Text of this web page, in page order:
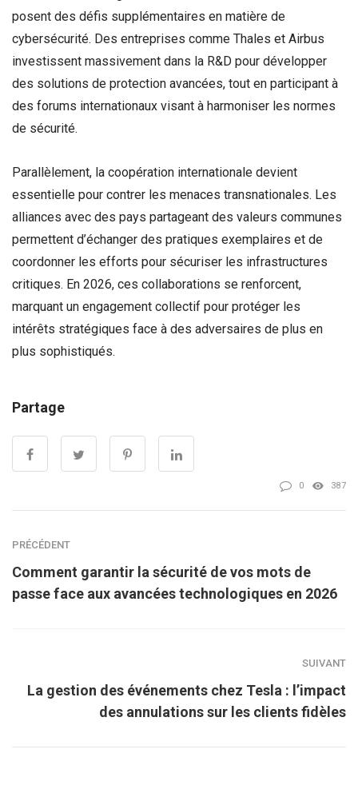
posent des défis supplémentaires en matière de
cybersécurité. Des entreprises comme Thales et Airbus
investissent massivement dans la R&D pour développer
des solutions de protection avancées, tout en participant à
des forums internationaux visant à harmoniser les normes
de sécurité.
Parallèlement, la coopération internationale devient
essentielle pour contrer les menaces transnationales. Les
alliances avec des pays partageant des valeurs communes
permettent d’échanger des pratiques exemplaires et de
coordonner les efforts pour sécuriser les infrastructures
critiques. En 2026, ces collaborations se renforcent,
marquant un engagement collectif pour protéger les
intérêts stratégiques face à des adversaires de plus en
plus sophistiqués.
Partage
0 387
PRÉCÉDENT
Comment garantir la sécurité de vos mots de
passe face aux avancées technologiques en 2026
SUIVANT
La gestion des événements chez Tesla : l’impact
des annulations sur les clients fidèles